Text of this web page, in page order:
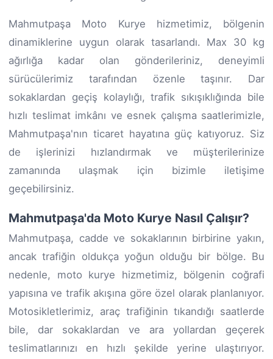
Mahmutpaşa Moto Kurye hizmetimiz, bölgenin
dinamiklerine uygun olarak tasarlandı. Max 30 kg
ağırlığa kadar olan gönderileriniz, deneyimli
sürücülerimiz tarafından özenle taşınır. Dar
sokaklardan geçiş kolaylığı, trafik sıkışıklığında bile
hızlı teslimat imkânı ve esnek çalışma saatlerimizle,
Mahmutpaşa'nın ticaret hayatına güç katıyoruz. Siz
de işlerinizi hızlandırmak ve müşterilerinize
zamanında ulaşmak için bizimle iletişime
geçebilirsiniz.
Mahmutpaşa'da Moto Kurye Nasıl Çalışır?
Mahmutpaşa, cadde ve sokaklarının birbirine yakın,
ancak trafiğin oldukça yoğun olduğu bir bölge. Bu
nedenle, moto kurye hizmetimiz, bölgenin coğrafi
yapısına ve trafik akışına göre özel olarak planlanıyor.
Motosikletlerimiz, araç trafiğinin tıkandığı saatlerde
bile, dar sokaklardan ve ara yollardan geçerek
teslimatlarınızı en hızlı şekilde yerine ulaştırıyor.